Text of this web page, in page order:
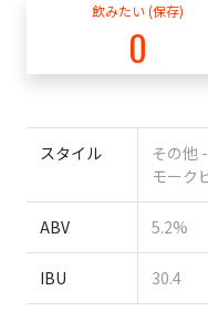
飲みたい (保存)
0
スタイル
その他
モーク
ABV 5.2%
IBU 30.4